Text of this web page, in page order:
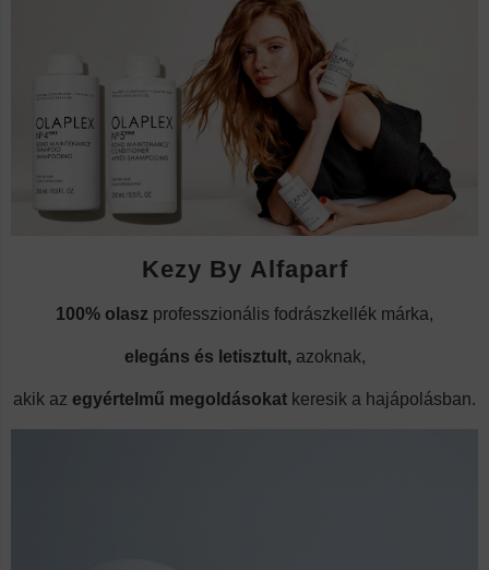
Kezy By Alfaparf
100% olasz professzionális fodrászkellék márka,
elegáns és letisztult, azoknak,
akik az egyértelmű megoldásokat keresik a hajápolásban.